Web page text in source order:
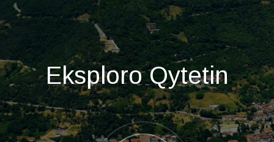
Eksploro Qytetin